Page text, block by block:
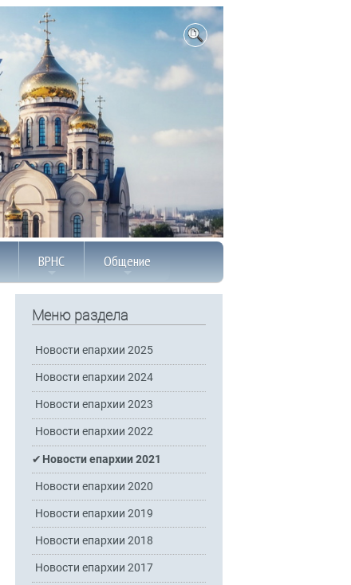
ВРНС Общение
Меню раздела
Новости епархии 2025
Новости епархии 2024
Новости епархии 2023
Новости епархии 2022
Новости епархии 2021
Новости епархии 2020
Новости епархии 2019
Новости епархии 2018
Новости епархии 2017